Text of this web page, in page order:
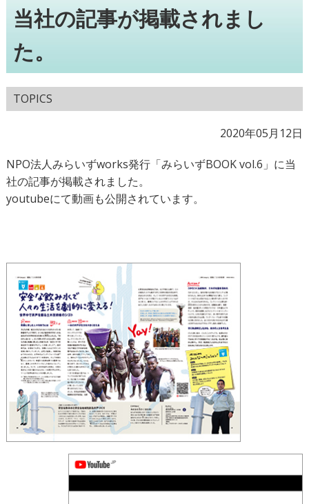
当社の記事が掲載されまし
た。
TOPICS
2020年05月12日
NPO法人みらいずworks発行「みらいずBOOK vol.6」に当
社の記事が掲載されました。
youtubeにて動画も公開されています。